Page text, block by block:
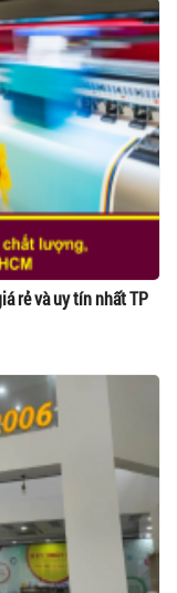
rẻ và uy tín nhất TP